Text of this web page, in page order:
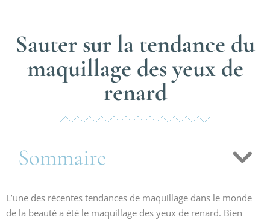
Sauter sur la tendance du
maquillage des yeux de
renard
Sommaire
L’une des récentes tendances de maquillage dans le monde
de la beauté a été le maquillage des yeux de renard. Bien